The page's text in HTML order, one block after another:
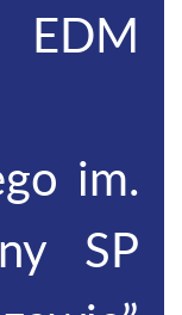
im.
SP